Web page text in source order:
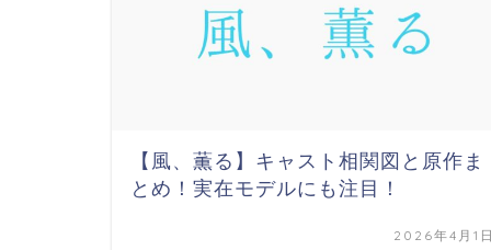
【風、薫る】キャスト相関図と原作ま
とめ！実在モデルにも注目！
2026年4月1